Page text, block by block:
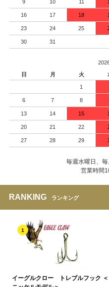
9 10 11
16 17 18
23 24 25
30 31
日
月 火
1
6 7 8
13 14 15
20 21 22
27 28 29
毎週水曜日、
営業時間
RANKING ランキング
1
イーグルクロー トレブルフック ＜